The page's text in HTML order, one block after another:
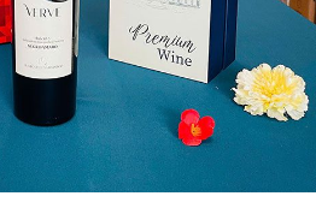
an lành.
dây nóng của Rượu Ngon 24H:
sàng hỗ trợ Quý vị hoàn thành các